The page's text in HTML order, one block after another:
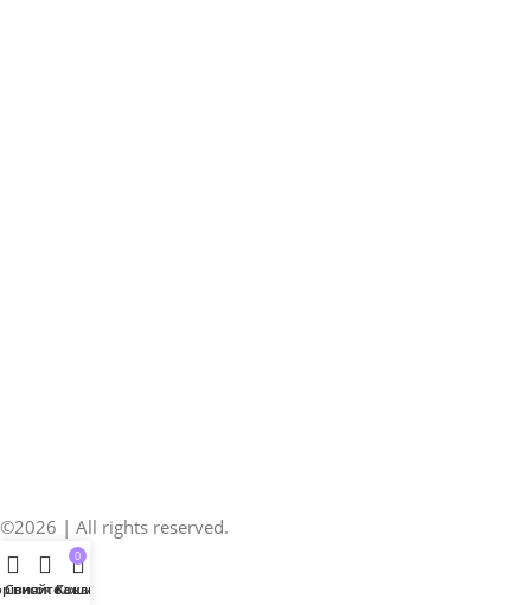
©2026 | All rights reserved.
Список бажань
0
Кошик